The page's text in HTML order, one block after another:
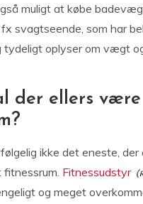
muligt at købe
svagtseende, som har
oplyser om vægt
der ellers
ikke det eneste, der
Fitnessudstyr
og meget